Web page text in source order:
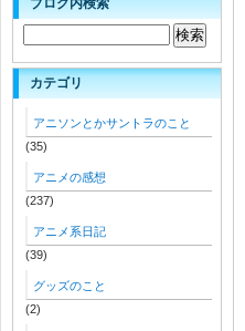
ブログ内検索
カテゴリ
アニソンとかサントラのこと
(35)
アニメの感想
(237)
アニメ系日記
(39)
グッズのこと
(2)